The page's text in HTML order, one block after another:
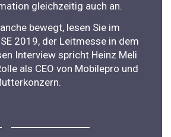
gleichzeitig auch an.
bewegt, lesen Sie im
2019, der Leitmesse in dem
Interview spricht Heinz Meli
als CEO von Mobilepro und